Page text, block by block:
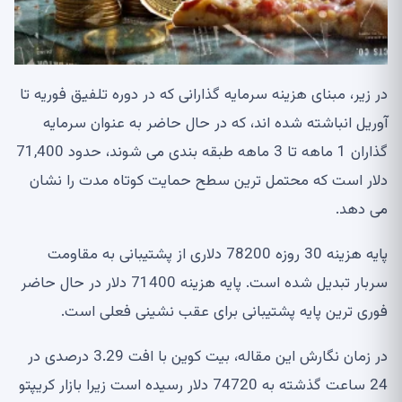
در زیر، مبنای هزینه سرمایه گذارانی که در دوره تلفیق فوریه تا
آوریل انباشته شده اند، که در حال حاضر به عنوان سرمایه
گذاران 1 ماهه تا 3 ماهه طبقه بندی می شوند، حدود 71,400
دلار است که محتمل ترین سطح حمایت کوتاه مدت را نشان
می دهد.
پایه هزینه 30 روزه 78200 دلاری از پشتیبانی به مقاومت
سربار تبدیل شده است. پایه هزینه 71400 دلار در حال حاضر
فوری ترین پایه پشتیبانی برای عقب نشینی فعلی است.
در زمان نگارش این مقاله، بیت کوین با افت 3.29 درصدی در
24 ساعت گذشته به 74720 دلار رسیده است زیرا بازار کریپتو